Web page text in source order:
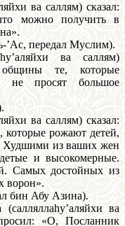
ва саллям) сказал:
можно получить в
’Ас, передал Муслим).
ва саллям)
те, которые
просят большое
ва саллям) сказал:
рожают детей,
Худшими из ваших жен
и высокомерные.
Самых достойных из
ворон».
бин Абу Азина).
ва
«О, Посланник